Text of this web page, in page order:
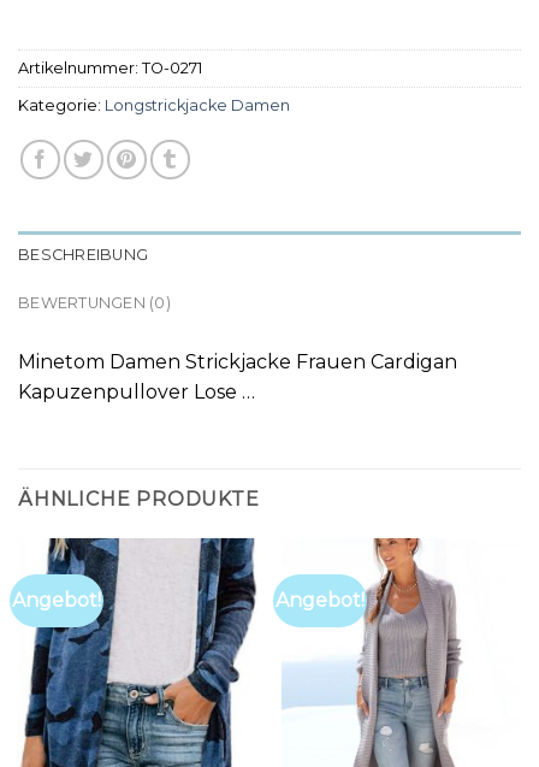
Artikelnummer: TO-0271
Kategorie: Longstrickjacke Damen
BESCHREIBUNG
BEWERTUNGEN (0)
Minetom Damen Strickjacke Frauen Cardigan
Kapuzenpullover Lose …
ÄHNLICHE PRODUKTE
Angebot! Angebot!